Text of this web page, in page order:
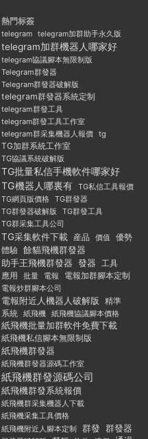
熱門标簽
telegram telegram加群助手永久版
telegram加群機器人哪家好
telegram協議腳本無限制版
Telegram群發器
Telegram群發器破解版
telegram群發器系統定制
telegram群發工具
telegram群發工具工作室
telegram群采集機器人報價 tg
TG加群系統工作室
TG協議系統破解版
TG批量私信手機軟件哪家好
TG機器人哪裏有 TG私信工具報價
TG網頁版價格
TG群發器
TG群發器破解版
TG群發工具
TG群采集工具公司
TG采集軟件下載 産品 價值 優勢
體驗 餘貓飛機群發器
助手王飛機群發器 發器 工具
應用
批量 電報 電報加群腳本定制
電報炒群腳本公司
電報附近人機器人破解版 精準
系統 紙飛機 紙飛機協議腳本價格
紙飛機批量加群軟件免費下載
紙飛機私信腳本無限制版
紙飛機群發器
紙飛機群發器源碼工作室
紙飛機群發源碼公司
紙飛機群發系統報價
紙飛機群采集機器人下載
紙飛機采集工具價格
紙飛機附近人腳本定制
群發 群發器